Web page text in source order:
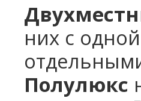
них с
Полулюкс